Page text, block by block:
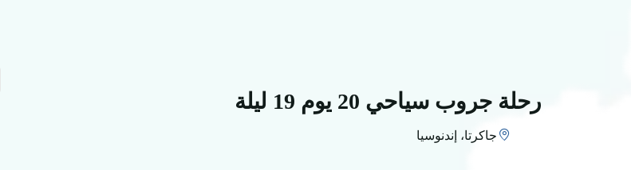
رحلة جروب سياحي 20 يوم 19 ليلة
جاكرتا، إندنوسيا